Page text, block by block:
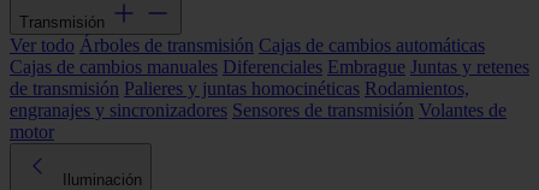
Transmisión
Ver todo Árboles de transmisión Cajas de cambios automáticas
Cajas de cambios manuales Diferenciales Embrague Juntas y retenes
de transmisión Palieres y juntas homocinéticas Rodamientos,
engranajes y sincronizadores Sensores de transmisión Volantes de
motor
Iluminación